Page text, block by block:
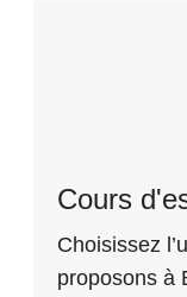
Cours
Choisissez
proposons à